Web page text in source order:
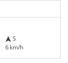
S
6 km/h